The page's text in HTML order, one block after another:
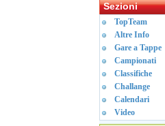
Sezioni
TopTeam
Altre Info
Gare a Tappe
Campionati
Classifiche
Challange
Calendari
Video